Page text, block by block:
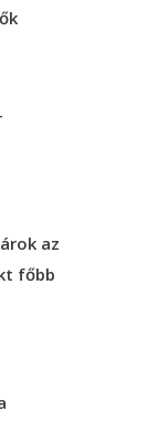
az
főbb